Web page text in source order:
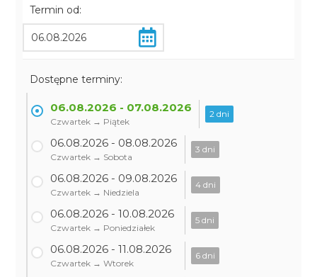
Termin od:
Dostępne terminy:
06.08.2026 - 07.08.2026
Czwartek → Piątek
2 dni
06.08.2026 - 08.08.2026
Czwartek → Sobota
3 dni
06.08.2026 - 09.08.2026
Czwartek → Niedziela
4 dni
06.08.2026 - 10.08.2026
Czwartek → Poniedziałek
5 dni
06.08.2026 - 11.08.2026
Czwartek → Wtorek
6 dni